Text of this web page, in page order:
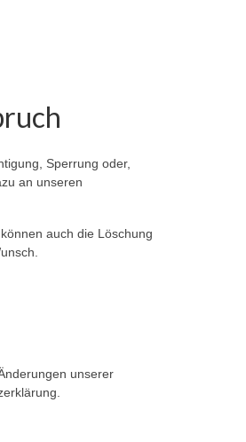
Sperrung oder,
an unseren
auch die Löschung
unserer